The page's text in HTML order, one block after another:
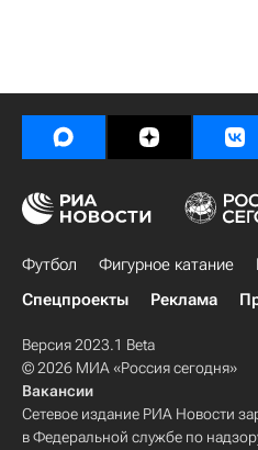
Футбол Фигурное катание
Спецпроекты
Реклама
Версия 2023.1 Beta
© 2026 МИА «Россия сегодня»
Вакансии
Сетевое издание РИА Новости
в Федеральной службе по